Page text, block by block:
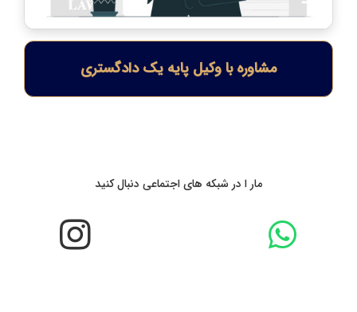
مشاوره با وکیل پایه یک دادگستری
مار ا در شبکه های اجتماعی دنبال کنید